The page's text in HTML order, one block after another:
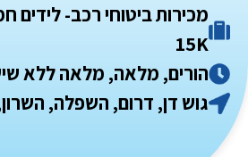
מכירות ביטוחי רכב- לידים
15K
הורים, מלאה, מלאה ללא
גוש דן, דרום, השפלה,